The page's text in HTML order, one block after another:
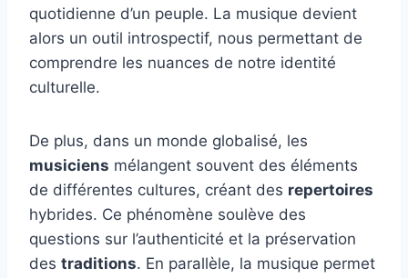
quotidienne d’un peuple. La musique devient
alors un outil introspectif, nous permettant de
comprendre les nuances de notre identité
culturelle.
De plus, dans un monde globalisé, les
musiciens mélangent souvent des éléments
de différentes cultures, créant des repertoires
hybrides. Ce phénomène soulève des
questions sur l’authenticité et la préservation
des traditions. En parallèle, la musique permet